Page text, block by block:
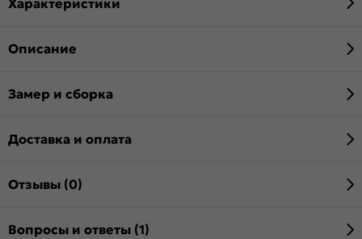
Описание
Замер и сборка
Доставка и оплата
Отзывы (0)
Вопросы и ответы (1)